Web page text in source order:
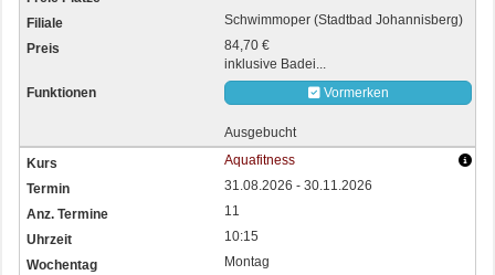
Schwimmoper (Stadtbad Johannisberg)
84,70 €
inklusive Badei...
Vormerken
Ausgebucht
Aquafitness
31.08.2026 - 30.11.2026
11
10:15
Montag